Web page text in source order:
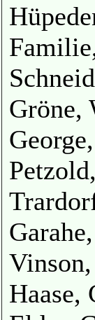
Gröne,
Haase,